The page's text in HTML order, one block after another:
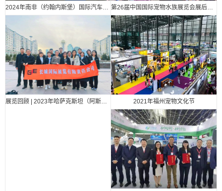
2024年南非（约翰内斯堡）国际汽车零部件、汽车技术及服务展览会 第26届中国国际宠物水族展览会展后报告
展览回顾 | 2023年哈萨克斯坦（阿斯塔纳）国际汽车零部件、汽车技术及服务展览会（Automechanika Astana） 2021年福州宠物文化节